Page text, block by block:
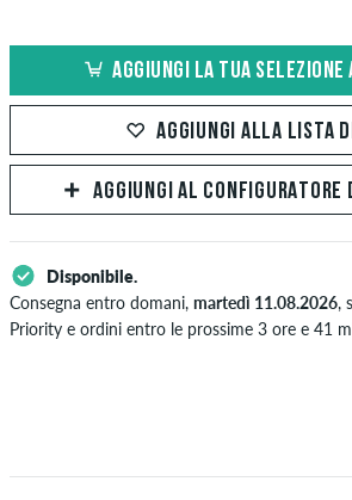
AGGIUNGI LA TUA SELEZIONE
AGGIUNGI ALLA LISTA
AGGIUNGI AL CONFIGURATORE
Disponibile.
Consegna entro domani, martedì 11.08.2026,
Priority e ordini entro le prossime 3 ore e 41